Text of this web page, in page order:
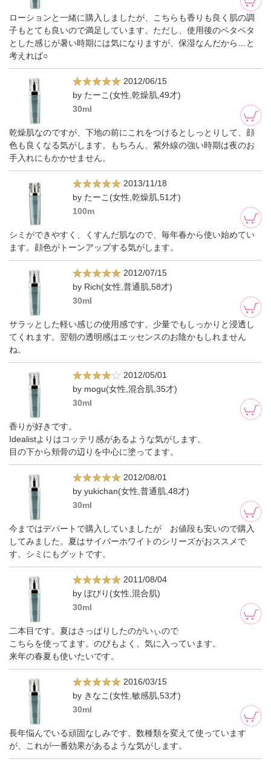
ローションと一緒に購入しましたが、こちらも香りも良く肌の調
子もとても良いので満足しています。ただし、使用後のペタペタ
とした感じが暑い時期には気になりますが、保湿なんだから…と
考えれば○
2012/06/15
by たーこ(女性,乾燥肌,49才)
30ml
乾燥肌なのですが、下地の前にこれをつけるとしっとりして、顔
色も良くなる気がします。もちろん、紫外線の強い時期は夜のお
手入れにもかかせません。
2013/11/18
by たーこ(女性,乾燥肌,51才)
100m
シミができやすく、くすんだ肌なので、毎年春から使い始めてい
ます。顔色がトーンアップする気がします。
2012/07/15
by Rich(女性,普通肌,58才)
30ml
サラッとした軽い感じの使用感です。少量でもしっかりと浸透し
てくれます。翌朝の透明感はエッセンスのお陰かもしれません
ね。
2012/05/01
by mogu(女性,混合肌,35才)
30ml
香りが好きです。
Idealistよりはコッテリ感があるような気がします。
目の下から頬骨の辺りを中心に塗ってます。
2012/08/01
by yukichan(女性,普通肌,48才)
30ml
今まではデパートで購入していましたが お値段も安いので購入
してみました。夏はサイバーホワイトのシリーズがおススメで
す。シミにもグットです。
2011/08/04
by ぼびり(女性,混合肌)
30ml
二本目です。夏はさっぱりしたのがいぃので
こちらを使ってます。のびもよく、気に入っています。
来年の春夏も使いたいです。
2016/03/15
by きなこ(女性,敏感肌,53才)
30ml
長年悩んでいる頑固なしみです。数種類を変えて使っています
が、これが一番効果があるような気がします。